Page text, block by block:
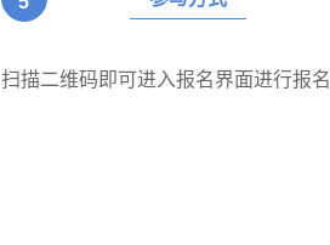
扫描二维码即可进入报名界面进行报名